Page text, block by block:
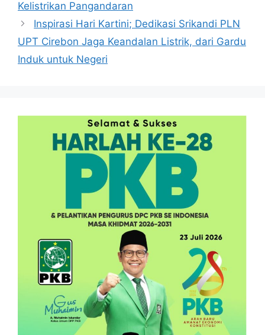
Kelistrikan Pangandaran
Inspirasi Hari Kartini; Dedikasi Srikandi PLN
UPT Cirebon Jaga Keandalan Listrik, dari Gardu
Induk untuk Negeri